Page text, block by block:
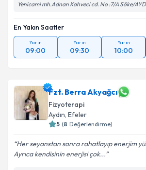
Yenicami mh.Adnan Kahveci cd. No :7/A Söke/
En Yakın Saatler
Yarın
09:00
Yarın
09:30
Yarın
10:00
Fzt. Berra Akyağcı
Fizyoterapi
Aydın, Efeler
5 (8 Değerlendirme)
Her seyanstan sonra rahatlayıp enerjim
Ayrıca kendisinin enerjisi çok...